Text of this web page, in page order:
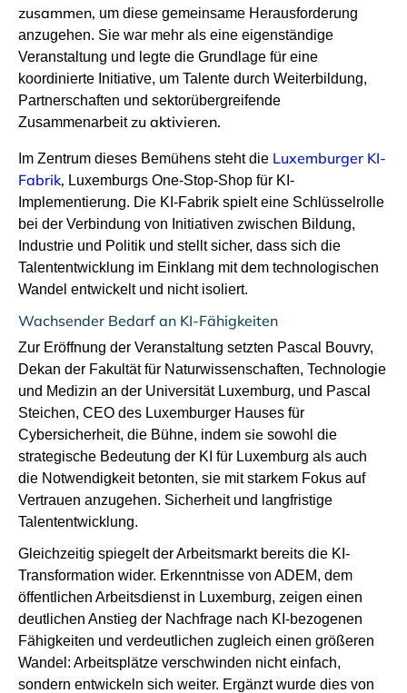
zusammen, um diese gemeinsame Herausforderung
anzugehen. Sie war mehr als eine eigenständige
Veranstaltung und legte die Grundlage für eine
koordinierte Initiative, um Talente durch Weiterbildung,
Partnerschaften und sektorübergreifende
Zusammenarbeitzu aktivieren.
Im Zentrum dieses Bemühens steht die Luxemburger KI-
Fabrik, Luxemburgs One-Stop-Shop für KI-
Implementierung. Die KI-Fabrik spielt eine Schlüsselrolle
bei der Verbindung von Initiativen zwischen Bildung,
Industrie und Politik und stellt sicher, dass sich die
Talententwicklung im Einklang mit dem technologischen
Wandel entwickelt und nicht isoliert.
Wachsender Bedarf an KI-Fähigkeiten
Zur Eröffnung der Veranstaltung setzten Pascal Bouvry,
Dekan der Fakultät für Naturwissenschaften, Technologie
und Medizin an der Universität Luxemburg, und Pascal
Steichen, CEO des Luxemburger Hauses für
Cybersicherheit, die Bühne, indem sie sowohl die
strategische Bedeutung der KI für Luxemburg als auch
die Notwendigkeit betonten, sie mit starkem Fokus auf
Vertrauen anzugehen. Sicherheit und langfristige
Talententwicklung.
Gleichzeitig spiegelt der Arbeitsmarkt bereits die KI-
Transformation wider. Erkenntnisse von ADEM, dem
öffentlichen Arbeitsdienst in Luxemburg, zeigen einen
deutlichen Anstieg der Nachfrage nach KI-bezogenen
Fähigkeiten und verdeutlichen zugleich einen größeren
Wandel: Arbeitsplätze verschwinden nicht einfach,
sondern entwickeln sich weiter. Ergänzt wurde dies von